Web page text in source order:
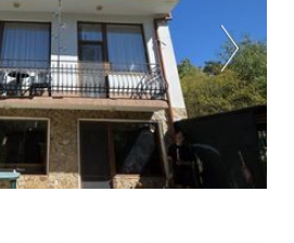
CARGANDO...